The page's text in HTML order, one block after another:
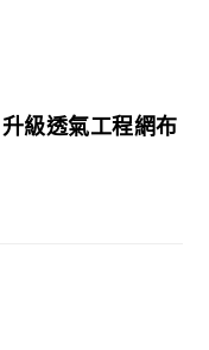
級透氣工程網布